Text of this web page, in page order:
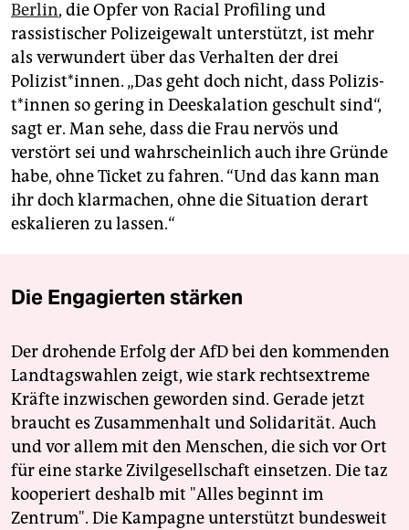
Berlin, die Opfer von Racial Profiling und
rassistischer Polizeigewalt unterstützt, ist mehr
als verwundert über das Verhalten der drei
Polizist*innen. „Das geht doch nicht, dass Po­li­zis­
t*in­nen so gering in Deeskalation geschult sind“,
sagt er. Man sehe, dass die Frau nervös und
verstört sei und wahrscheinlich auch ihre Gründe
habe, ohne Ticket zu fahren. “Und das kann man
ihr doch klarmachen, ohne die Situation derart
eskalieren zu lassen.“
Die Engagierten stärken
Der drohende Erfolg der AfD bei den kommenden
Landtagswahlen zeigt, wie stark rechtsextreme
Kräfte inzwischen geworden sind. Gerade jetzt
braucht es Zusammenhalt und Solidarität. Auch
und vor allem mit den Menschen, die sich vor Ort
für eine starke Zivilgesellschaft einsetzen. Die taz
kooperiert deshalb mit "Alles beginnt im
Zentrum". Die Kampagne unterstützt bundesweit